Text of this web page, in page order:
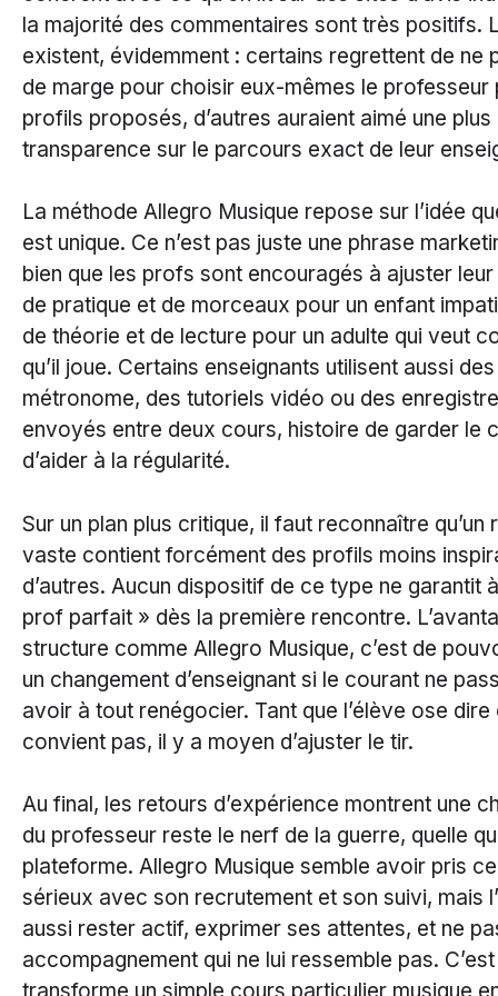
la majorité des commentaires sont très positifs.
existent, évidemment : certains regrettent de ne
de marge pour choisir eux-mêmes le professeur
profils proposés, d’autres auraient aimé une plus
transparence sur le parcours exact de leur
La méthode Allegro Musique repose sur l’idée
est unique. Ce n’est pas juste une phrase
bien que les profs sont encouragés à ajuster
de pratique et de morceaux pour un enfant
de théorie et de lecture pour un adulte qui veut
qu’il joue. Certains enseignants utilisent aussi
métronome, des tutoriels vidéo ou des
envoyés entre deux cours, histoire de garder le
d’aider à la régularité.
Sur un plan plus critique, il faut reconnaître qu’un
vaste contient forcément des profils moins
d’autres. Aucun dispositif de ce type ne garantit
prof parfait » dès la première rencontre.
structure comme Allegro Musique, c’est de
un changement d’enseignant si le courant ne
avoir à tout renégocier. Tant que l’élève ose dire
convient pas, il y a moyen d’ajuster le tir.
Au final, les retours d’expérience montrent une
du professeur reste le nerf de la guerre, quelle
plateforme. Allegro Musique semble avoir pris
sérieux avec son recrutement et son suivi, mais
aussi rester actif, exprimer ses attentes, et ne
accompagnement qui ne lui ressemble pas.